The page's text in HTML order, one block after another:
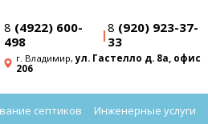
8 (4922) 600-
498
|8 (920) 923-37-
33
г. Владимир,ул. Гастелло д. 8а, офис
206
септиков Инженерные услуги